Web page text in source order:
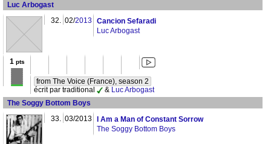
Luc Arbogast
32. 02/2013
Cancion Sefaradi
Luc Arbogast
1 pts
from The Voice (France), season 2
écrit par traditional
& Luc Arbogast
The Soggy Bottom Boys
33. 03/2013
I Am a Man of Constant Sorrow
The Soggy Bottom Boys